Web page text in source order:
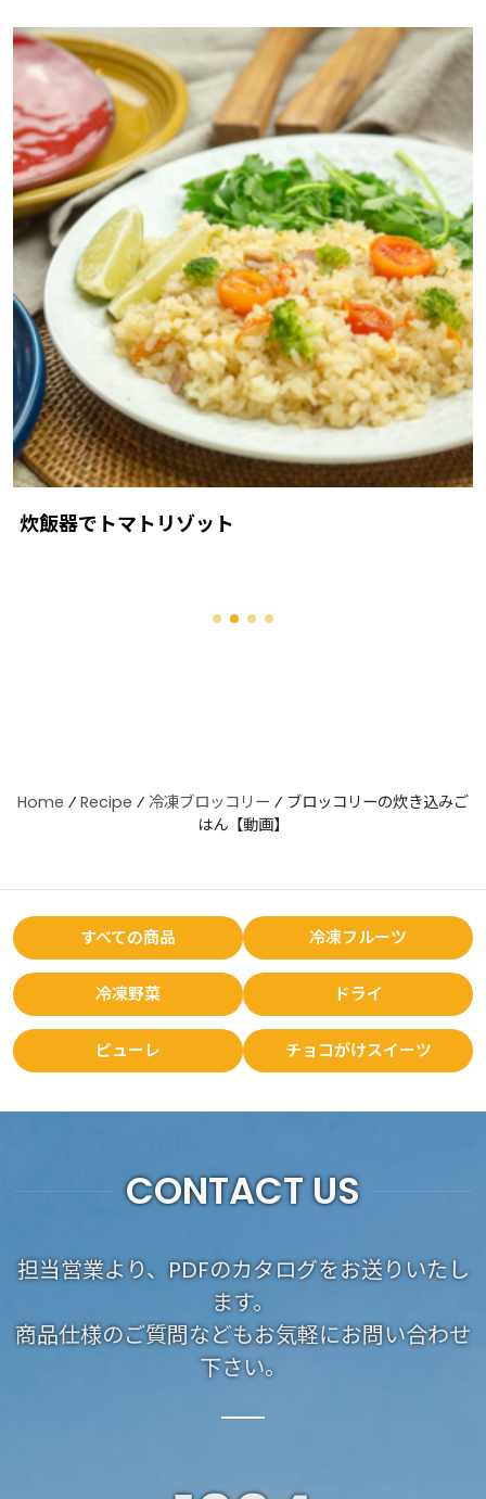
炊飯器でトマトリゾット
Home ⁄ Recipe ⁄ 冷凍ブロッコリー ⁄ ブロッコリーの炊き込みご
はん【動画】
すべての商品 冷凍フルーツ
冷凍野菜 ドライ
ピューレ チョコがけスイーツ
CONTACT US
担当営業より、PDFのカタログをお送りいたし
ます。
商品仕様のご質問などもお気軽にお問い合わせ
下さい。